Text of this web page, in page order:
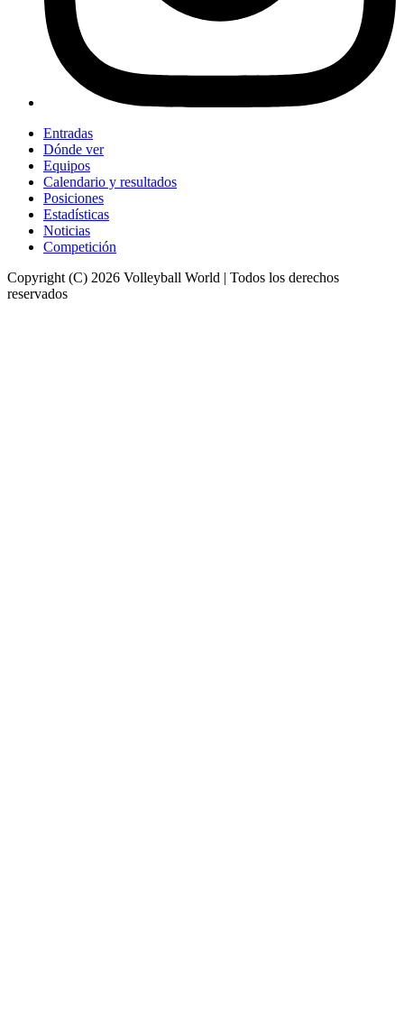
Entradas
Dónde ver
Equipos
Calendario y resultados
Posiciones
Estadísticas
Noticias
Competición
Copyright (C) 2026 Volleyball World | Todos los derechos
reservados